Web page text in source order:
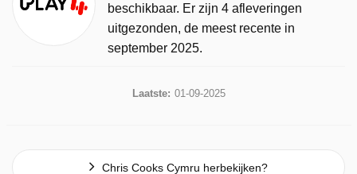
beschikbaar. Er zijn 4 afleveringen
uitgezonden, de meest recente in
september 2025.
Laatste: 01-09-2025
Chris Cooks Cymru herbekijken?